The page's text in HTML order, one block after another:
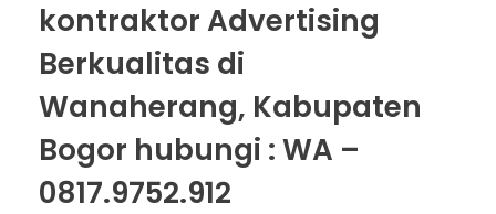
kontraktor Advertising
Berkualitas di
Wanaherang, Kabupaten
Bogor hubungi : WA –
0817.9752.912